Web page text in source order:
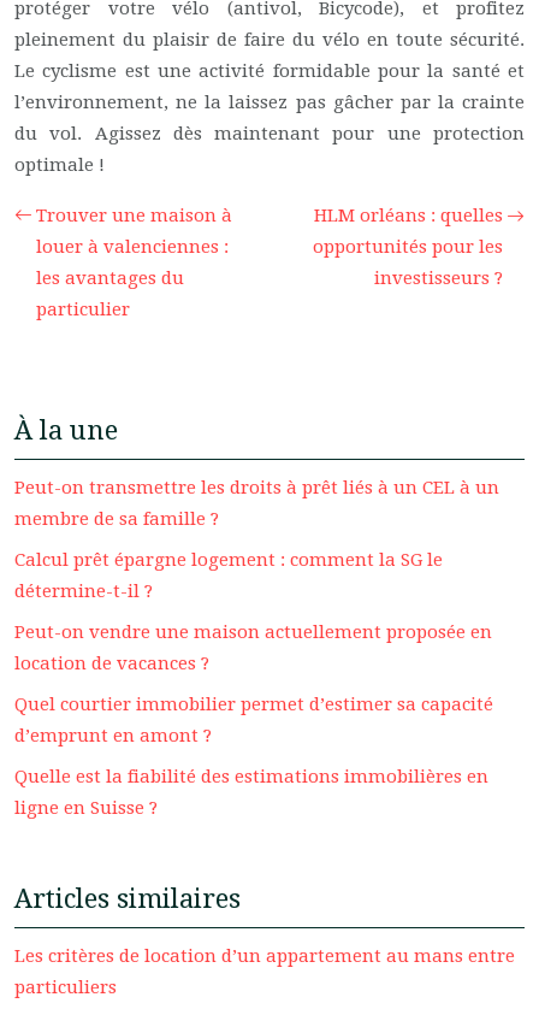
protéger votre vélo (antivol, Bicycode), et profitez
pleinement du plaisir de faire du vélo en toute sécurité.
Le cyclisme est une activité formidable pour la santé et
l’environnement, ne la laissez pas gâcher par la crainte
du vol. Agissez dès maintenant pour une protection
optimale !
Trouver une maison à
louer à valenciennes :
les avantages du
particulier
HLM orléans : quelles
opportunités pour les
investisseurs ?
À la une
Peut-on transmettre les droits à prêt liés à un CEL à un
membre de sa famille ?
Calcul prêt épargne logement : comment la SG le
détermine-t-il ?
Peut-on vendre une maison actuellement proposée en
location de vacances ?
Quel courtier immobilier permet d’estimer sa capacité
d’emprunt en amont ?
Quelle est la fiabilité des estimations immobilières en
ligne en Suisse ?
Articles similaires
Les critères de location d’un appartement au mans entre
particuliers